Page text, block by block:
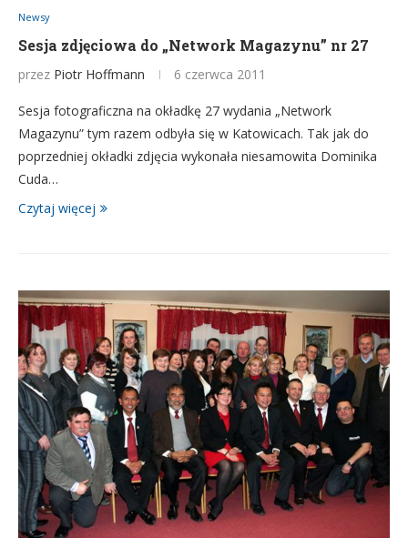
Newsy
Sesja zdjęciowa do „Network Magazynu” nr 27
przez Piotr Hoffmann 6 czerwca 2011
Sesja fotograficzna na okładkę 27 wydania „Network
Magazynu” tym razem odbyła się w Katowicach. Tak jak do
poprzedniej okładki zdjęcia wykonała niesamowita Dominika
Cuda…
Czytaj więcej